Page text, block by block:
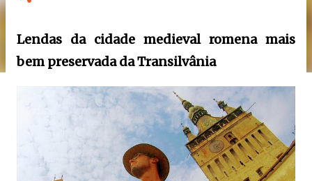
Lendas da cidade medieval romena mais
bem preservada da Transilvânia